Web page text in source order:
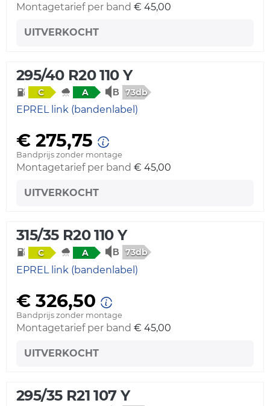
Montagetarief per band € 45,00
UITVERKOCHT
295/40 R20 110 Y
C A 73db
EPREL link (bandenlabel)
€ 275,75
Bandprijs zonder montage
Montagetarief per band € 45,00
UITVERKOCHT
315/35 R20 110 Y
C A 73db
EPREL link (bandenlabel)
€ 326,50
Bandprijs zonder montage
Montagetarief per band € 45,00
UITVERKOCHT
295/35 R21 107 Y